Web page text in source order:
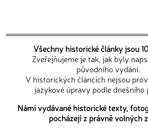
Všechny historické články jsou
Zveřejňujeme je tak, jak byly
původního vydání.
V historických článcích nejsou
jazykové úpravy podle dnešního
Námi vydávané historické texty,
pocházejí z právně volných